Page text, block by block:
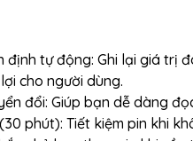
tự động: Ghi lại giá trị
cho người dùng.
đổi: Giúp bạn dễ dàng
phút): Tiết kiệm pin khi